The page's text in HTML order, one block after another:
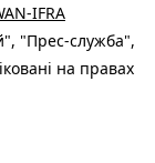
IFRA
"Прес-служба",
на правах